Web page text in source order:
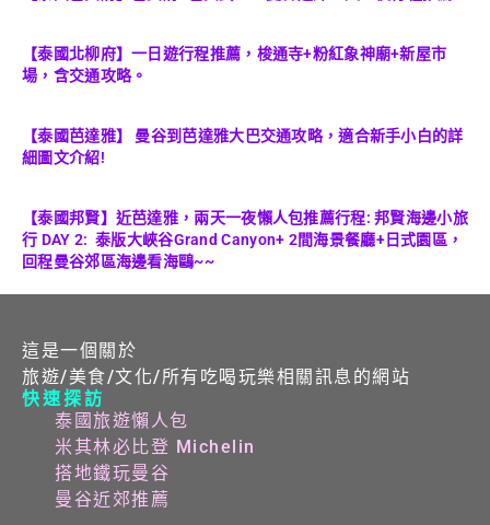
【泰國北柳府】一日遊行程推薦，梭通寺+粉紅象神廟+新屋市
場，含交通攻略。
【泰國芭達雅】 曼谷到芭達雅大巴交通攻略，適合新手小白的詳
細圖文介紹!
【泰國邦賢】近芭達雅，兩天一夜懶人包推薦行程: 邦賢海邊小旅
行 DAY 2: 泰版大峽谷Grand Canyon+ 2間海景餐廳+日式園區，
回程曼谷郊區海邊看海鷗~~
這是一個關於
旅遊/美食/文化/所有吃喝玩樂相關訊息的網站
快速探訪
泰國旅遊懶人包
米其林必比登 Michelin
搭地鐵玩曼谷
曼谷近郊推薦